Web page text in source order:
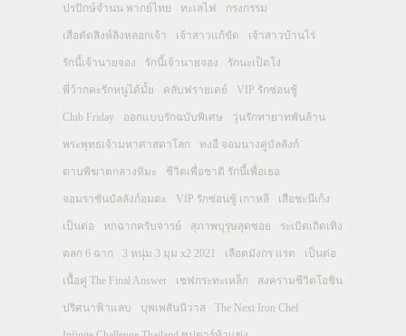
ปรปักษ์จำนน พากย์ไทย ทะเลไฟ กรงกรรม
เสือตัดสิงห์ลิงหลอกเจ้า เจ้าสาวแก้ขัด เจ้าสาวบ้านไร่
รักนี้เจ้านายจอง รักนี้เจ้านายจอง รักนะเป็ดโง่
พี่ว้ากคะรักหนูได้มั้ย คลับฟรายเดย์ VIP รักซ่อนชู้
Club Friday ออกแบบรักฉบับพิเศษ วุ่นรักทายาทพันล้าน
พระพุทธเจ้ามหาศาสดาโลก ทงอี จอมนางคู่บัลลังก์
ดาบพิฆาตกลางหิมะ ชีวิตเพื่อชาติ รักนี้เพื่อเธอ
จอมราชันบัลลังก์อมตะ VIP รักซ่อนชู้ เกาหลี เสือชะนีเก้ง
เป็นต่อ หกฉากครับจารย์ สุภาพบุรุษสุดซอย ระเบิดเถิดเทิง
ตลก 6 ฉาก 3 หนุ่ม 3 มุม x2 2021 เลือดมังกร แรด เป็นต่อ
เนื้อคู่ The Final Answer เชฟกระทะเหล็ก สงครามชีวิตโอชิน
ปริศนาฟ้าแลบ บุพเพสันนิวาส The Next Iron Chef